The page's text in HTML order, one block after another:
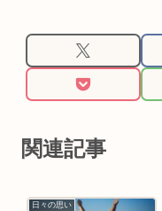
関連記事
日々の思い